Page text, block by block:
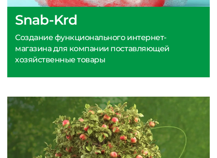
Snab-Krd
Создание функционального интернет-
магазина для компании поставляющей
хозяйственные товары